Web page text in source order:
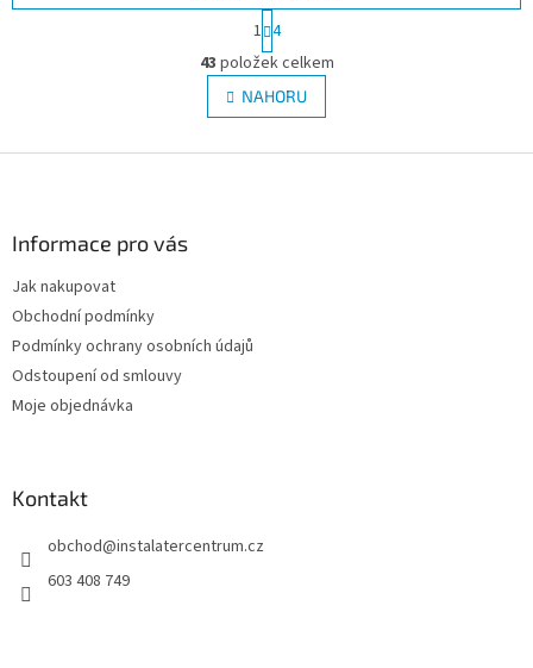
O
v
l
á
S
t
r
á
n
k
v
1 4
43 položek celkem
NAHORU
Informace pro vás
Jak nakupovat
Obchodní podmínky
Podmínky ochrany osobních údajů
Odstoupení od smlouvy
Moje objednávka
Kontakt
obchod@instalatercentrum.cz
603 408 749